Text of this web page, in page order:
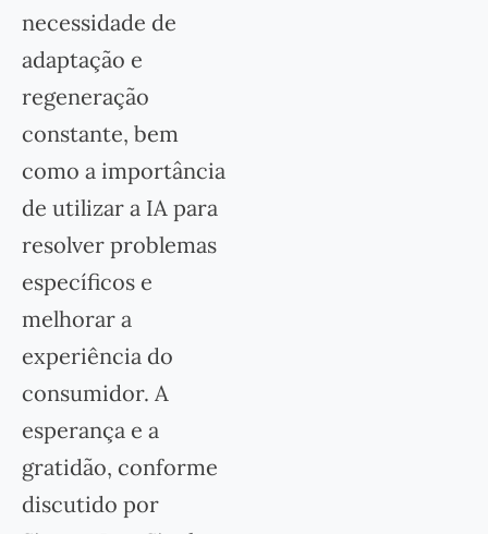
necessidade de
adaptação e
regeneração
constante, bem
como a importância
de utilizar a IA para
resolver problemas
específicos e
melhorar a
experiência do
consumidor. A
esperança e a
gratidão, conforme
discutido por